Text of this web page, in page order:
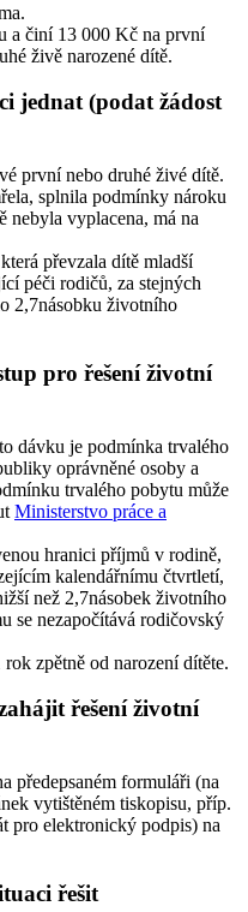
a činí 13 000 Kč na první
živě narozené dítě.
jednat (podat žádost
první nebo druhé živé dítě.
splnila podmínky nároku
nebyla vyplacena, má na
převzala dítě mladší
péči rodičů, za stejných
2,7násobku životního
pro řešení životní
dávku je podmínka trvalého
oprávněné osoby a
trvalého pobytu může
Ministerstvo práce a
hranici příjmů v rodině,
kalendářnímu čtvrtletí,
než 2,7násobek životního
se nezapočítává rodičovský
zpětně od narození dítěte.
řešení životní
předepsaném formuláři (na
vytištěném tiskopisu, příp.
pro elektronický podpis) na
řešit